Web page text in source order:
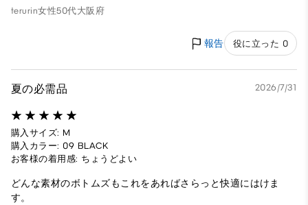
terurin女性50代大阪府
報告 役に立った 0
夏の必需品 2026/7/31
購入サイズ: M
購入カラー: 09 BLACK
お客様の着用感: ちょうどよい
どんな素材のボトムズもこれをあればさらっと快適にはけま
す。